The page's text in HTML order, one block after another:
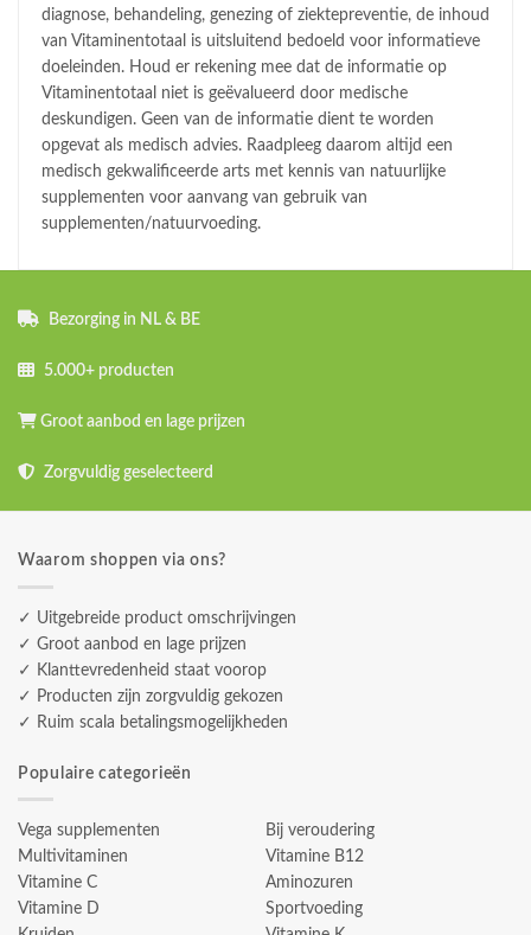
diagnose, behandeling, genezing of ziektepreventie, de inhoud
van Vitaminentotaal is uitsluitend bedoeld voor informatieve
doeleinden. Houd er rekening mee dat de informatie op
Vitaminentotaal niet is geëvalueerd door medische
deskundigen. Geen van de informatie dient te worden
opgevat als medisch advies. Raadpleeg daarom altijd een
medisch gekwalificeerde arts met kennis van natuurlijke
supplementen voor aanvang van gebruik van
supplementen/natuurvoeding.
Bezorging in NL & BE
5.000+ producten
Groot aanbod en lage prijzen
Zorgvuldig geselecteerd
Waarom shoppen via ons?
✓ Uitgebreide product omschrijvingen
✓ Groot aanbod en lage prijzen
✓ Klanttevredenheid staat voorop
✓ Producten zijn zorgvuldig gekozen
✓ Ruim scala betalingsmogelijkheden
Populaire categorieën
Vega supplementen
Multivitaminen
Vitamine C
Vitamine D
Bij veroudering
Vitamine B12
Aminozuren
Sportvoeding